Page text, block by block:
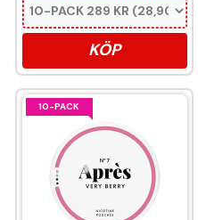
KÖP
10-PACK